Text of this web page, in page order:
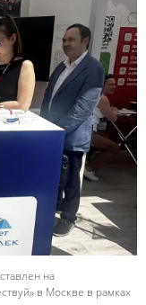
на
в Москве в рамках